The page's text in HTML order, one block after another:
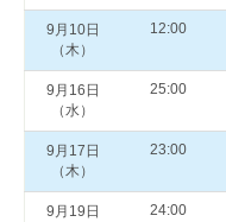
9月10日
（木）
12:00
9月16日
（水）
25:00
9月17日
（木）
23:00
9月19日
24:00